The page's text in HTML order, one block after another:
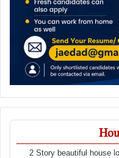
2 Story beautiful house